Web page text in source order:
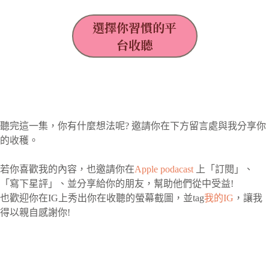
選擇你習慣的平
台收聽
聽完這一集，你有什麼想法呢? 邀請你在下方留言處與我分享你
的收穫。
若你喜歡我的內容，也邀請你在Apple podacast 上「訂閱」、
「寫下星評」、並分享給你的朋友，幫助他們從中受益!
也歡迎你在IG上秀出你在收聽的螢幕截圖，並tag我的IG ，讓我
得以親自感謝你!